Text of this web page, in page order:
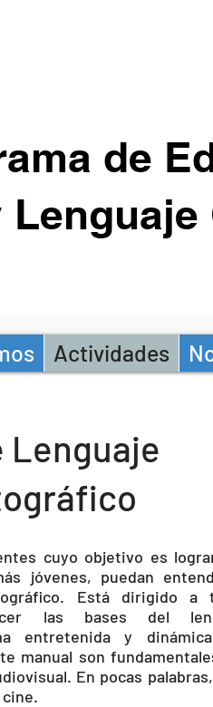
de
Actividades
Lenguaje
cuyo objetivo es
jóvenes, puedan
Está dirigido a
las bases del
entretenida y
manual son
En pocas